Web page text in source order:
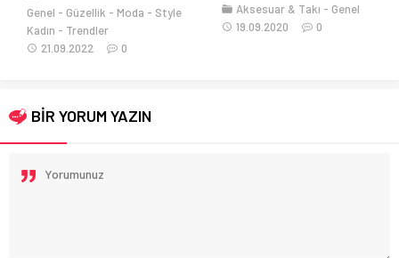
Genel Güzellik Moda
Style
Kadın
Trendler
21.09.2022
0
Aksesuar & Takı
Genel
19.09.2020
0
BİR YORUM YAZIN